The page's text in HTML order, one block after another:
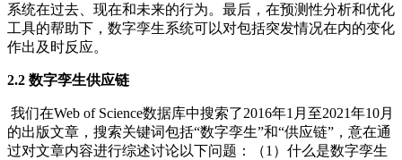
系统在过去、现在和未来的行为。最后，在预测性分析和优化
工具的帮助下，数字孪生系统可以对包括突发情况在内的变化
作出及时反应。
2.2 数字孪生供应链
我们在Web of Science数据库中搜索了2016年1月至2021年10月
的出版文章，搜索关键词包括“数字孪生”和“供应链”，意在通
过对文章内容进行综述讨论以下问题：（1）什么是数字孪生